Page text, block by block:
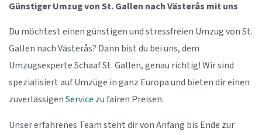
Günstiger Umzug von St. Gallen nach Västerås mit uns
Du möchtest einen günstigen und stressfreien Umzug von St.
Gallen nach Västerås? Dann bist du bei uns, dem
Umzugsexperte Schaaf St. Gallen, genau richtig! Wir sind
spezialisiert auf Umzüge in ganz Europa und bieten dir einen
zuverlässigenService zu fairen Preisen.
Unser erfahrenes Team steht dir von Anfang bis Ende zur